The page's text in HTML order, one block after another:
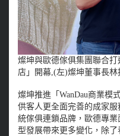
燦坤與歐德傢俱集團聯合打
店」開幕,(左)燦坤董事長
燦坤推進「WanDau商業模
供客人更全面完善的成家
統傢俱連鎖品牌，歐德專
型發展帶來更多變化，除